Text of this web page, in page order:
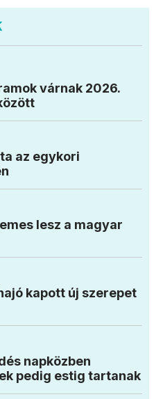
várnak 2026.
az egykori
lesz a magyar
kapott új szerepet
napközben
pedig estig tartanak